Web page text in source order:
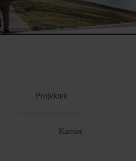
Projektek
Karrier